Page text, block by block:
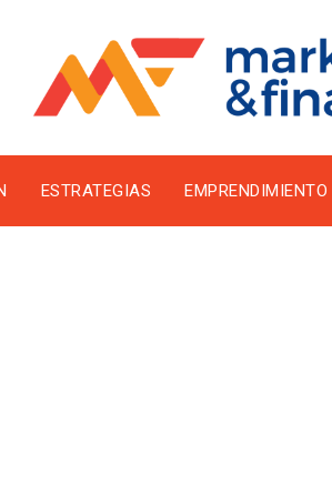
ESTRATEGIAS EMPRENDIMIENTO